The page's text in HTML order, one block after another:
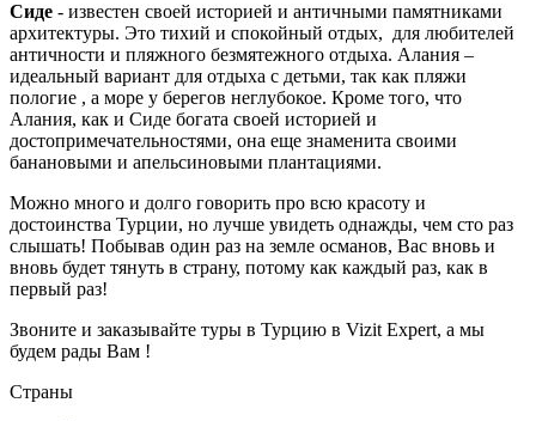
Сиде - известен своей историей и античными памятниками
архитектуры. Это тихий и спокойный отдых, для любителей
античности и пляжного безмятежного отдыха. Алания –
идеальный вариант для отдыха с детьми, так как пляжи
пологие , а море у берегов неглубокое. Кроме того, что
Алания, как и Сиде богата своей историей и
достопримечательностями, она еще знаменита своими
банановыми и апельсиновыми плантациями.
Можно много и долго говорить про всю красоту и
достоинства Турции, но лучше увидеть однажды, чем сто раз
слышать! Побывав один раз на земле османов, Вас вновь и
вновь будет тянуть в страну, потому как каждый раз, как в
первый раз!
Звоните и заказывайте туры в Турцию в Vizit Expert, а мы
будем рады Вам !
Страны